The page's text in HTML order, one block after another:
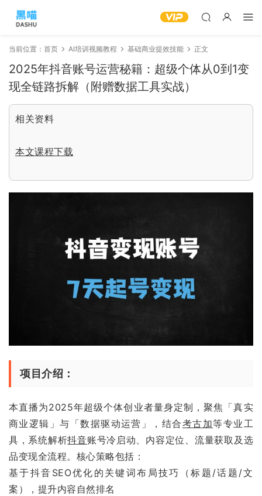
当前位置： 首页 AI培训视频教程 基础商业提效技能 正文
2025年抖音账号运营秘籍：超级个体从0到1变
现全链路拆解（附赠数据工具实战）
相关资料
本文课程下载
项目介绍：
本直播为2025年超级个体创业者量身定制，聚焦「真实
商业逻辑」与「数据驱动运营」，结合考古加等专业工
具，系统解析抖音账号冷启动、内容定位、流量获取及选
品变现全流程。核心策略包括：
基于抖音SEO优化的关键词布局技巧（标题/话题/文
案），提升内容自然排名